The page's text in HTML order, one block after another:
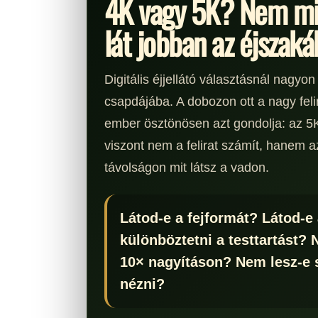
4K vagy 5K? Nem
lát jobban az
Digitális éjjellátó választásnál
csapdájába. A dobozon ott a nagy
ember ösztönösen azt gondolja: az
viszont nem a felirat számít, hanem
távolságon mit látsz a vadon.
Látod-e a fejformát? Látod-
különböztetni a testtartást?
10× nagyításon? Nem lesz-
nézni?